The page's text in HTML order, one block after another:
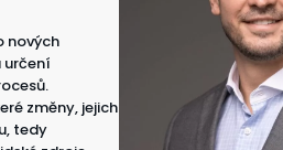
nových
změny, jejich
tedy